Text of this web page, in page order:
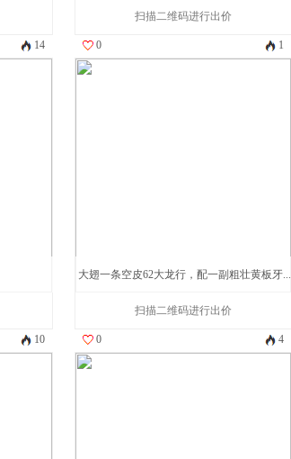
14
扫描二维码进行出价
0 1
10
大翅一条空皮62大龙行，配一副粗壮黄板牙...
扫描二维码进行出价
0 4